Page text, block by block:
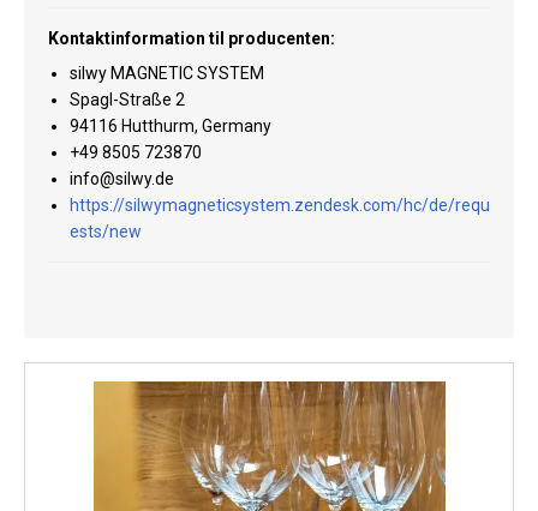
Kontaktinformation til producenten:
silwy MAGNETIC SYSTEM
Spagl-Straße 2
94116 Hutthurm, Germany
+49 8505 723870
info@silwy.de
https://silwymagneticsystem.zendesk.com/hc/de/requ
ests/new